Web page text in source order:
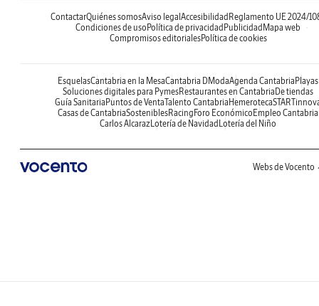
ContactarQuiénes somosAviso legal Accesibilidad Reglamento UE 2024/
Condiciones de uso Política de privacidad Publicidad Mapa web
Compromisos editorialesPolítica de cookies
EsquelasCantabria en la MesaCantabria DModaAgenda Cantabria Playas
Soluciones digitales para PymesRestaurantes en Cantabria De tiendas
Guía Sanitaria Puntos de VentaTalento Cantabria Hemeroteca
Casas de CantabriaSosteniblesRacing Foro Económico Empleo Cantabria
Carlos AlcarazLotería de Navidad Lotería del Niño
Webs de Vocento